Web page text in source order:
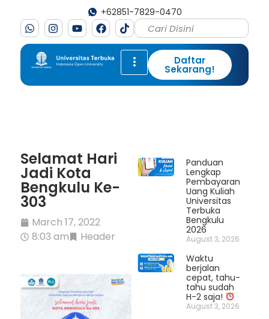
+62851-7829-0470
Daftar
Sekarang!
Selamat Hari
Jadi Kota
Bengkulu Ke-
303
March 17, 2022
8:03 am
Header
Panduan
Lengkap
Pembayaran
Uang Kuliah
Universitas
Terbuka
Bengkulu
2026
August 3, 2026
Waktu
berjalan
cepat, tahu-
tahu sudah
H-2 saja!
August 3, 2026